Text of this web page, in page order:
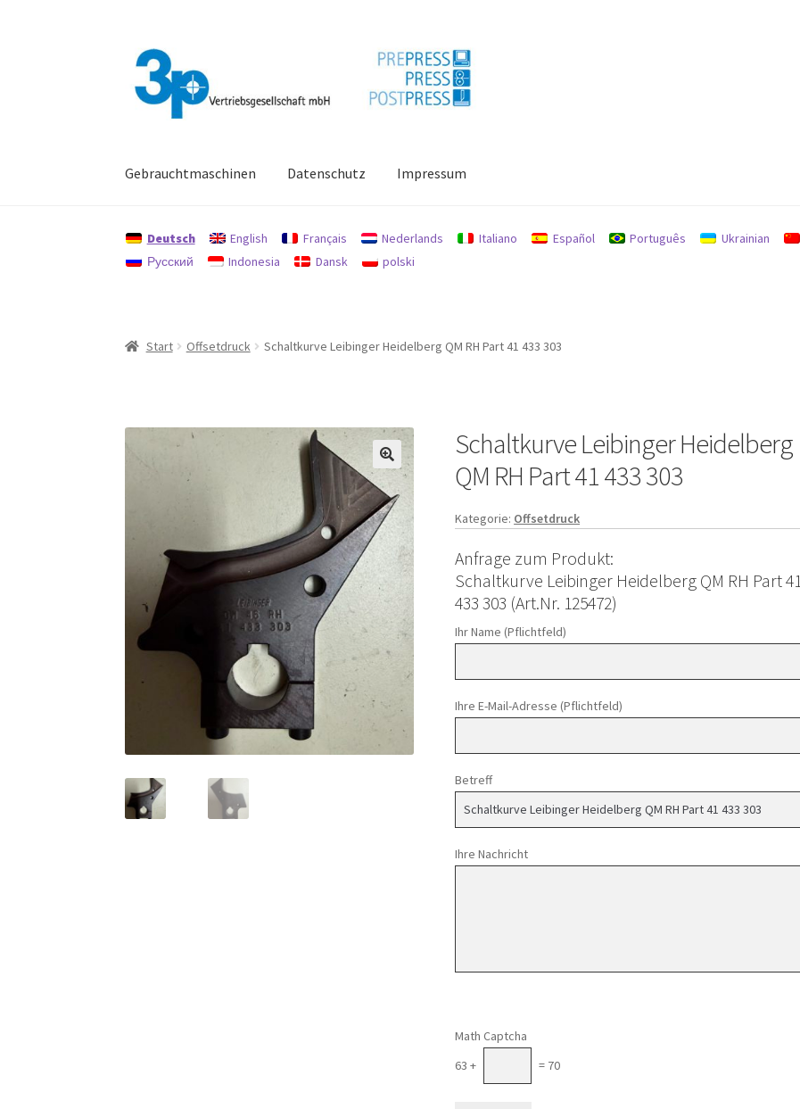
Navigation
springen
Zum
Inhalt
springen
Gebrauchtmaschinen Datenschutz Impressum
Deutsch English Français Nederlands Italiano Español Português Ukrainian
Русский
Indonesia Dansk polski
Start Offsetdruck Schaltkurve Leibinger Heidelberg QM RH Part 41 433 303
Schaltkurve Leibinger Heidelberg
QM RH Part 41 433 303
Kategorie: Offsetdruck
Anfrage zum Produkt:
Schaltkurve Leibinger Heidelberg QM RH Part 41
433 303 (Art.Nr. 125472)
Ihr Name (Pflichtfeld)
Ihre E-Mail-Adresse (Pflichtfeld)
Betreff
Ihre Nachricht
Math Captcha
63 +
= 70